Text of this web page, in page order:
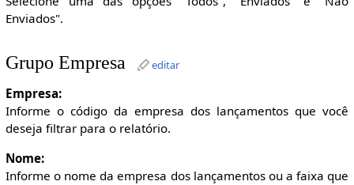
Enviados".
Grupo Empresa editar
Empresa:
Informe o código da empresa dos lançamentos que você
deseja filtrar para o relatório.
Nome:
Informe o nome da empresa dos lançamentos ou a faixa que